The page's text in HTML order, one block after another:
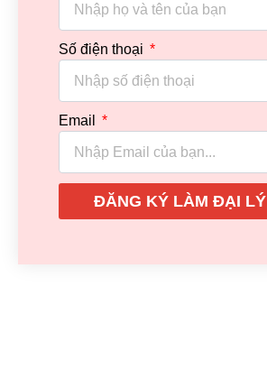
Số điện thoại
Email
ĐĂNG KÝ LÀM ĐẠI LÝ